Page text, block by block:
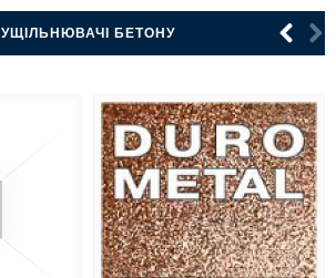
УЩІЛЬНЮВАЧІ БЕТОНУ